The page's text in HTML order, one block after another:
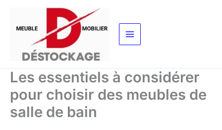
contenu
Les essentiels à considérer
pour choisir des meubles de
salle de bain